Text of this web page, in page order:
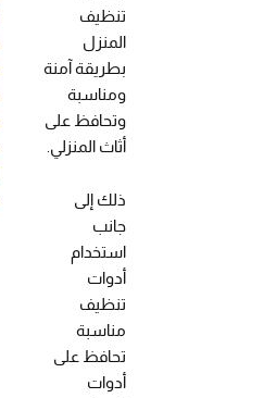
تنظيف
المنزل
بطريقة آمنة
ومناسبة
وتحافظ على
أثاث المنزلي.
ذلك إلى
جانب
استخدام
أدوات
تنظيف
مناسبة
تحافظ على
أدوات